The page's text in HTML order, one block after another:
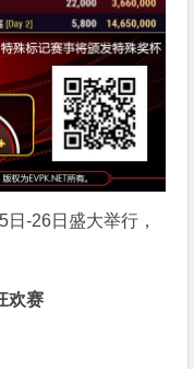
-26日盛大举行，
欢赛